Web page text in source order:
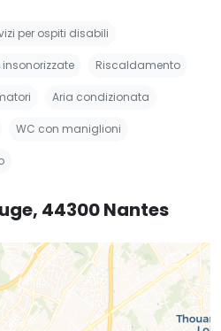
per ospiti disabili
Riscaldamento
Aria condizionata
WC con maniglioni
44300 Nantes